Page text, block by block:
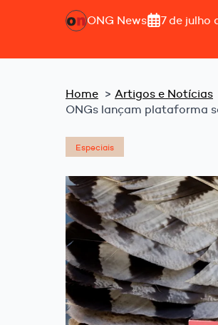
ONG News 7 de julho
Home Artigos e Notícias
ONGs lançam plataforma
Especiais